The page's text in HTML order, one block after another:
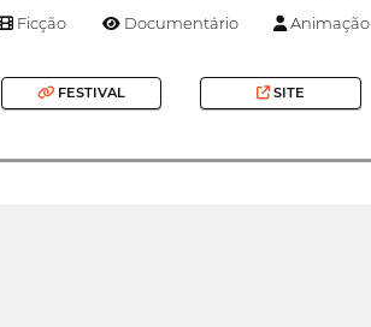
Ficção Documentário Animação
FESTIVAL SITE